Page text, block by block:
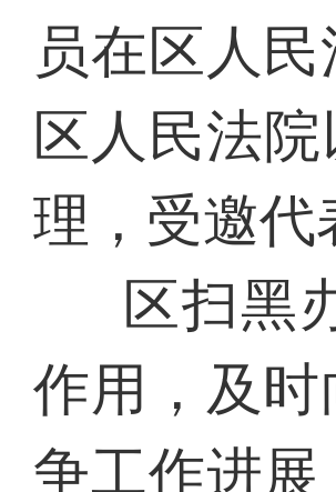
员在区人
区人民法
理，受邀代
区扫黑
作用，及
争工作进